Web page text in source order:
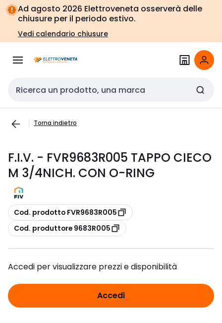
Vai alla
navigazione
Vai
alla
pagina
Ad agosto 2026 Elettroveneta osserverà delle
chiusure per il periodo estivo.
Vedi calendario chiusure
Cerca input
Torna indietro
F.I.V. - FVR9683R005 TAPPO CIECO
M 3/4NICH. CON O-RING
copia
Cod. prodotto FVR9683R005
copia
Cod. produttore 9683R005
Accedi per visualizzare prezzi e disponibilità
Accedi